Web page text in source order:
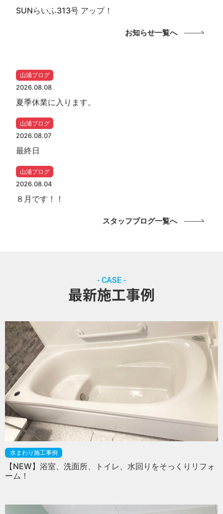
SUNらいふ313号 アップ！
お知らせ一覧へ
夏季休業に入ります。
2026.08.08
山浦ブログ
最終日
2026.08.07
山浦ブログ
８月です！！
2026.08.04
山浦ブログ
スタッフブログ一覧へ
- CASE -
最新施工事例
【NEW】浴室、洗面所、トイレ、水回りをそっくりリフォ
ーム！
水まわり施工事例